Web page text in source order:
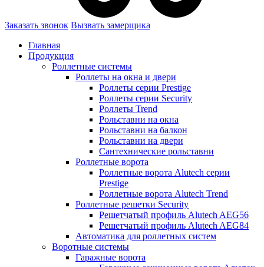
Заказать звонок Вызвать замерщика
Главная
Продукция
Роллетные системы
Роллеты на окна и двери
Роллеты серии Prestige
Роллеты серии Security
Роллеты Trend
Рольставни на окна
Рольставни на балкон
Рольставни на двери
Сантехнические рольставни
Роллетные ворота
Роллетные ворота Alutech серии
Prestige
Роллетные ворота Alutech Trend
Роллетные решетки Security
Решетчатый профиль Alutech AEG56
Решетчатый профиль Alutech AEG84
Автоматика для роллетных систем
Воротные системы
Гаражные ворота